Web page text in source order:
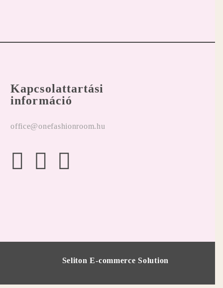
Kapcsolattartási
információ
office@onefashionroom.hu
Seliton E-commerce Solution